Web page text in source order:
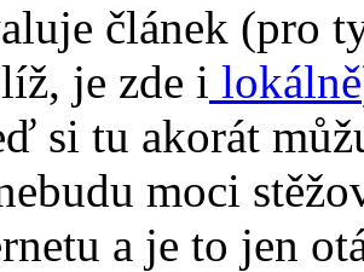
článek (pro
je zde i lokálně
si tu akorát
moci
a je to jen